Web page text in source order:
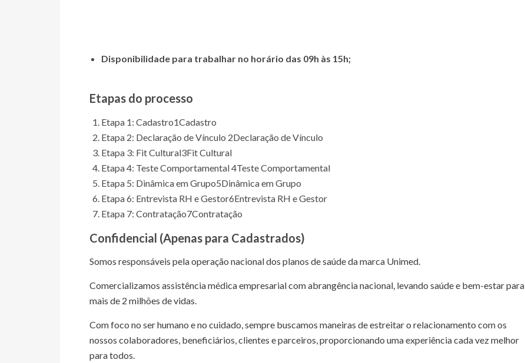
Disponibilidade para trabalhar no horário das 09h às 15h;
Etapas do processo
Etapa 1: Cadastro1Cadastro
Etapa 2: Declaração de Vínculo 2Declaração de Vínculo
Etapa 3: Fit Cultural3Fit Cultural
Etapa 4: Teste Comportamental4Teste Comportamental
Etapa 5: Dinâmica em Grupo5Dinâmica em Grupo
Etapa 6: Entrevista RH e Gestor6Entrevista RH e Gestor
Etapa 7: Contratação7Contratação
Confidencial (Apenas para Cadastrados)
Somos responsáveis pela operação nacional dos planos de saúde da marca Unimed.
Comercializamos assistência médica empresarial com abrangência nacional, levando saúde e bem-estar para
mais de 2 milhões de vidas.
Com foco no ser humano e no cuidado, sempre buscamos maneiras de estreitar o relacionamento com os
nossos colaboradores, beneficiários, clientes e parceiros, proporcionando uma experiência cada vez melhor
para todos.